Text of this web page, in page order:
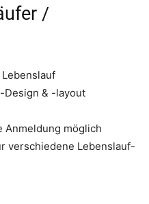
/
Design & -layout
Anmeldung möglich
verschiedene Lebenslauf-